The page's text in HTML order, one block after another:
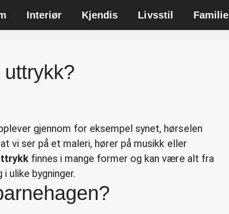
Interiør Kjendis Livsstil Familie
gjennom for eksempel synet, hørselen
vi ser på et maleri, hører på musikk eller
finnes i mange former og kan være alt fra
ulike bygninger.